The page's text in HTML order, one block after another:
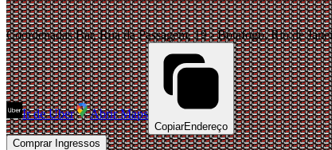
Coordenadas Bar, Rua da Passagem, 19 - Botafogo, Rio de
Ir de Uber Abrir Maps
CopiarEndereço
Comprar Ingressos